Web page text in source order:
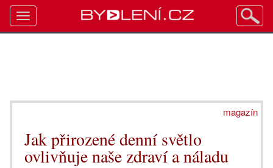
magazín
Jak přirozené denní světlo
ovlivňuje naše zdraví a náladu
Toggle
navigation